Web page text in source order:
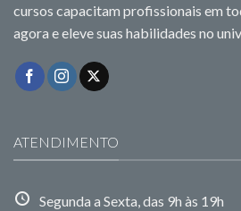
cursos capacitam profissionais em
agora e eleve suas habilidades no
ATENDIMENTO
Segunda a Sexta, das 9h às 19h